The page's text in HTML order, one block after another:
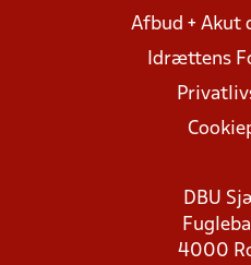
Afbud + Akut
Idrættens
DBU
4000